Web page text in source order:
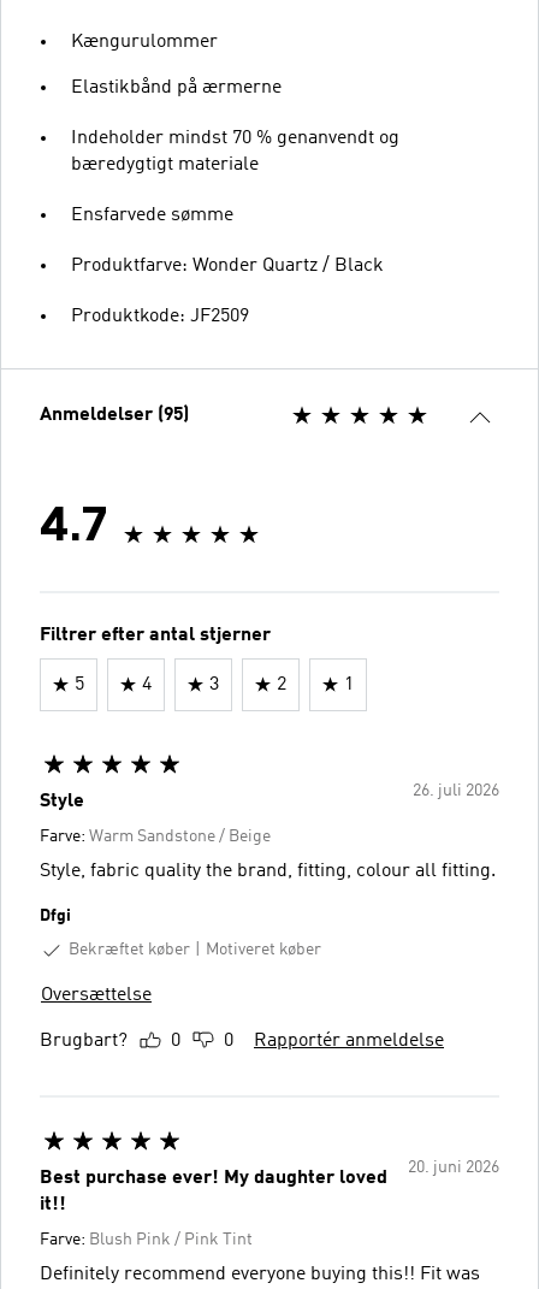
Kængurulommer
Elastikbånd på ærmerne
Indeholder mindst 70 % genanvendt og
bæredygtigt materiale
Ensfarvede sømme
Produktfarve: Wonder Quartz / Black
Produktkode: JF2509
Anmeldelser (95)
4.7
Filtrer efter antal stjerner
5 4 3 2 1
26. juli 2026
Style
Farve: Warm Sandstone / Beige
Style, fabric quality the brand, fitting, colour all fitting.
Dfgi
Bekræftet køber
Motiveret køber
Oversættelse
Brugbart? 0 0 Rapportér anmeldelse
20. juni 2026
Best purchase ever! My daughter loved
it!!
Farve: Blush Pink / Pink Tint
Definitely recommend everyone buying this!! Fit was